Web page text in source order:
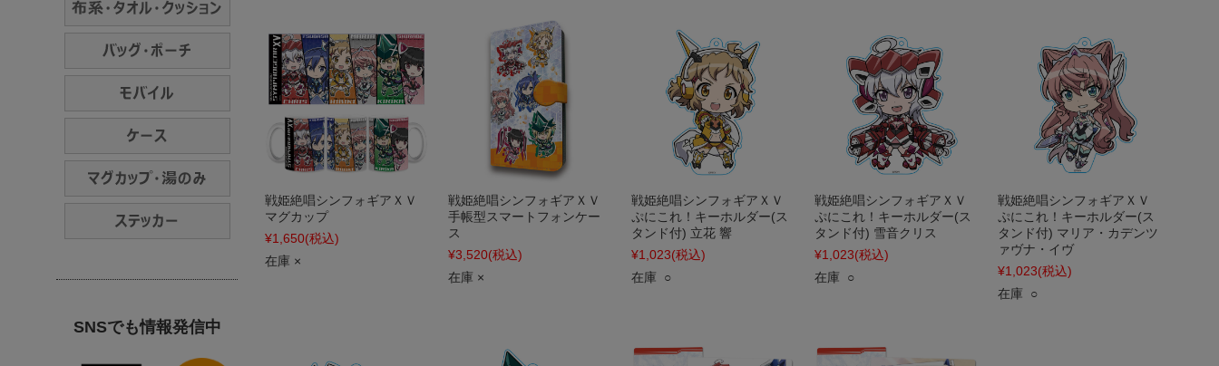
戦姫絶唱シンフォギアＸＶ
マグカップ
¥1,650(税込)
在庫 ×
戦姫絶唱シンフォギアＸＶ
手帳型スマートフォンケー
ス
¥3,520(税込)
在庫 ×
戦姫絶唱シンフォギアＸＶ
ぷにこれ！キーホルダー(ス
タンド付) 立花 響
¥1,023(税込)
在庫 ○
戦姫絶唱シンフォギアＸＶ
ぷにこれ！キーホルダー(ス
タンド付) 雪音クリス
¥1,023(税込)
在庫 ○
戦姫絶唱シンフォギアＸＶ
ぷにこれ！キーホルダー(ス
タンド付) マリア・カデンツ
ァヴナ・イヴ
¥1,023(税込)
在庫 ○
SNSでも情報発信中